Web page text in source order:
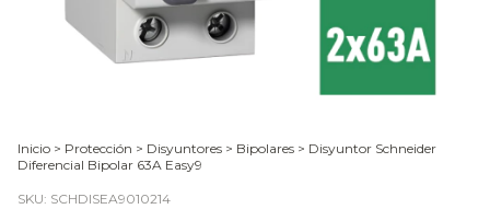
Inicio > Protección > Disyuntores > Bipolares > Disyuntor Schneider
Diferencial Bipolar 63A Easy9
SKU: SCHDISEA9010214